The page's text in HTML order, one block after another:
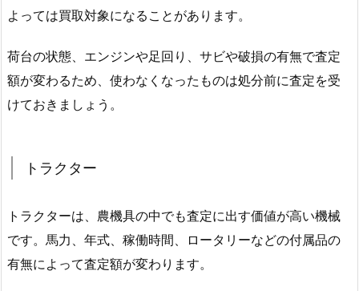
よっては買取対象になることがあります。
荷台の状態、エンジンや足回り、サビや破損の有無で査定
額が変わるため、使わなくなったものは処分前に査定を受
けておきましょう。
トラクター
トラクターは、農機具の中でも査定に出す価値が高い機械
です。馬力、年式、稼働時間、ロータリーなどの付属品の
有無によって査定額が変わります。